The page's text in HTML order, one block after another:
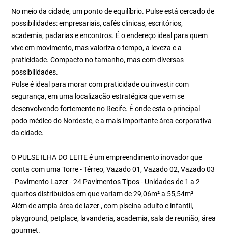
No meio da cidade, um ponto de equilíbrio. Pulse está cercado de
possibilidades: empresariais, cafés clinicas, escritórios,
academia, padarias e encontros. É o endereço ideal para quem
vive em movimento, mas valoriza o tempo, a leveza e a
praticidade. Compacto no tamanho, mas com diversas
possibilidades.
Pulse é ideal para morar com praticidade ou investir com
segurança, em uma localização estratégica que vem se
desenvolvendo fortemente no Recife. É onde esta o principal
podo médico do Nordeste, e a mais importante área corporativa
da cidade.
O PULSE ILHA DO LEITE é um empreendimento inovador que
conta com uma Torre - Térreo, Vazado 01, Vazado 02, Vazado 03
- Pavimento Lazer - 24 Pavimentos Tipos - Unidades de 1 a 2
quartos distribuídos em que variam de 29,06m² a 55,54m²
Além de ampla área de lazer , com piscina adulto e infantil,
playground, petplace, lavanderia, academia, sala de reunião, área
gourmet.